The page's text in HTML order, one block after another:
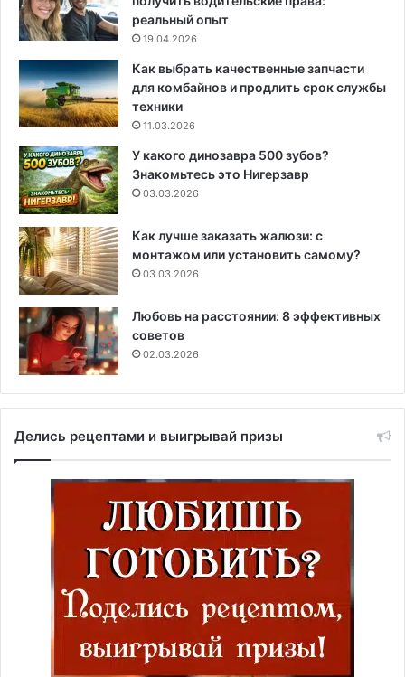
реальный опыт
19.04.2026
Как выбрать качественные запчасти
для комбайнов и продлить срок службы
техники
11.03.2026
У какого динозавра 500 зубов?
Знакомьтесь это Нигерзавр
03.03.2026
Как лучше заказать жалюзи: с
монтажом или установить самому?
03.03.2026
Любовь на расстоянии: 8 эффективных
советов
02.03.2026
Делись рецептами и выигрывай призы